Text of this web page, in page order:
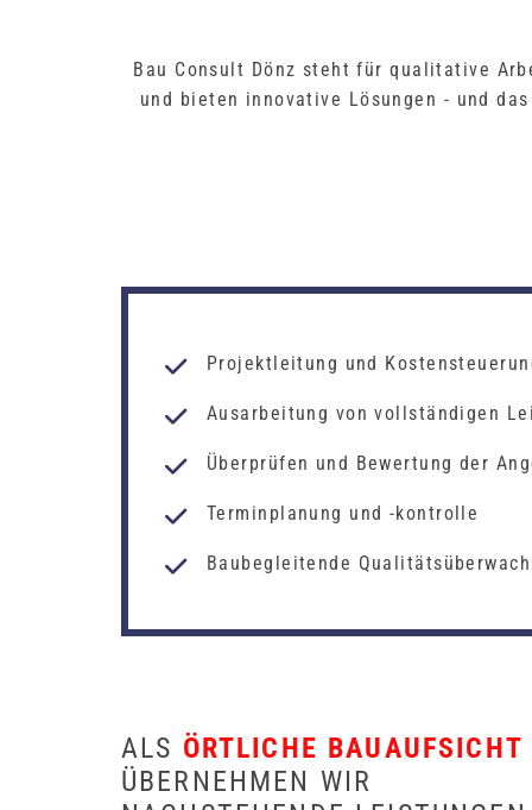
Bau Consult Dönz steht für qualitative
und bieten innovative Lösungen - und
Projektleitung und
Ausarbeitung von vollständigen
Überprüfen und Bewertung der
Terminplanung und -kontrolle
Baubegleitende
ALS ÖRTLICHE BAUAUFSICHT
ÜBERNEHMEN WIR